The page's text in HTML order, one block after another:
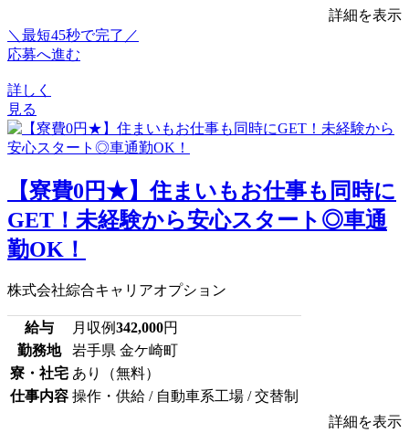
詳細を表示
＼最短45秒で完了／
応募へ進む
詳しく
見る
【寮費0円★】住まいもお仕事も同時に
GET！未経験から安心スタート◎車通
勤OK！
株式会社綜合キャリアオプション
給与 月収例342,000円
勤務地
岩手県 金ケ崎町
寮・社宅 あり（無料）
仕事内容 操作・供給 / 自動車系工場 / 交替制
詳細を表示